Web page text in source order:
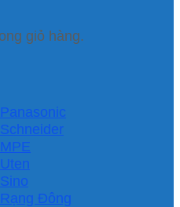
giỏ hàng.
Đông